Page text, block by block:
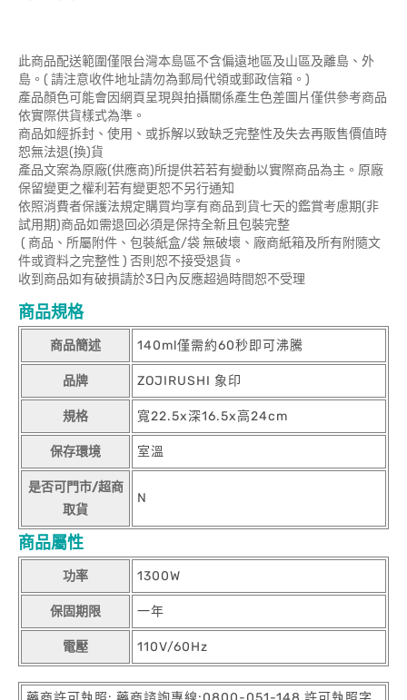
此商品配送範圍僅限台灣本島區不含偏遠地區及山區及離島、外
島。( 請注意收件地址請勿為郵局代領或郵政信箱。)
產品顏色可能會因網頁呈現與拍攝關係產生色差圖片僅供參考商品
依實際供貨樣式為準。
商品如經拆封、使用、或拆解以致缺乏完整性及失去再販售價值時
恕無法退(換)貨
產品文案為原廠(供應商)所提供若若有變動以實際商品為主。原廠
保留變更之權利若有變更恕不另行通知
依照消費者保護法規定購買均享有商品到貨七天的鑑賞考慮期(非
試用期)商品如需退回必須是保持全新且包裝完整
( 商品、所屬附件、包裝紙盒/袋 無破壞、廠商紙箱及所有附隨文
件或資料之完整性 ) 否則恕不接受退貨。
收到商品如有破損請於3日內反應超過時間恕不受理
商品規格
商品簡述 140ml僅需約60秒即可沸騰
品牌 ZOJIRUSHI 象印
規格 寬22.5x深16.5x高24cm
保存環境 室溫
是否可門市/超商
取貨
N
商品屬性
功率 1300W
保固期限 一年
電壓 110V/60Hz